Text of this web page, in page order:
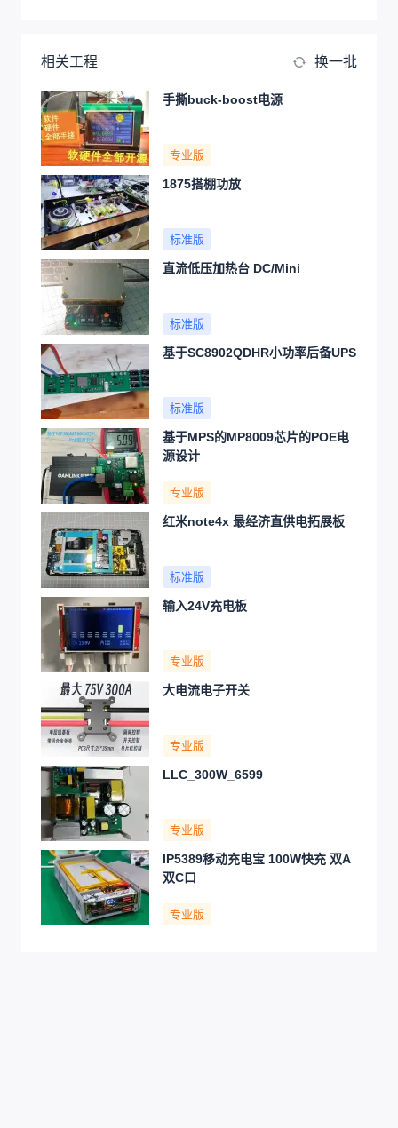
相关工程 换一批
手撕buck-boost电源
专业版
1875搭棚功放
标准版
直流低压加热台 DC/Mini
标准版
基于SC8902QDHR小功率后备UPS
标准版
基于MPS的MP8009芯片的POE电
源设计
专业版
红米note4x 最经济直供电拓展板
标准版
输入24V充电板
专业版
大电流电子开关
专业版
LLC_300W_6599
专业版
IP5389移动充电宝 100W快充 双A
双C口
专业版